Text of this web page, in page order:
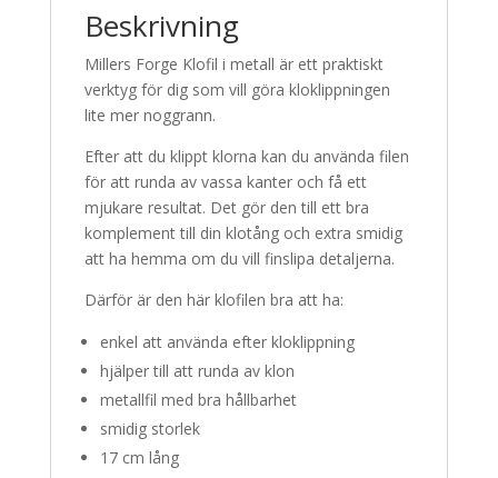
Beskrivning
Millers Forge Klofil i metall är ett praktiskt
verktyg för dig som vill göra kloklippningen
lite mer noggrann.
Efter att du klippt klorna kan du använda filen
för att runda av vassa kanter och få ett
mjukare resultat. Det gör den till ett bra
komplement till din klotång och extra smidig
att ha hemma om du vill finslipa detaljerna.
Därför är den här klofilen bra att ha:
enkel att använda efter kloklippning
hjälper till att runda av klon
metallfil med bra hållbarhet
smidig storlek
17 cm lång